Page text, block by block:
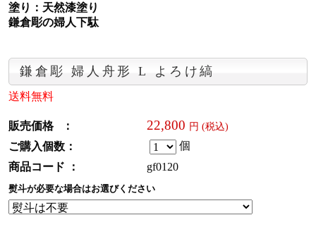
塗り：天然漆塗り
鎌倉彫の婦人下駄
鎌倉彫 婦人舟形 L よろけ縞
送料無料
販売価格 ： 22,800 円 (税込)
ご購入個数：
個
商品コード ：
gf0120
熨斗が必要な場合はお選びください